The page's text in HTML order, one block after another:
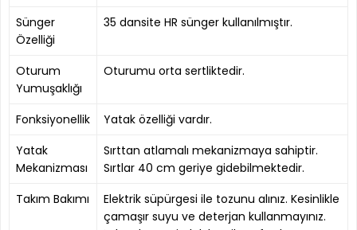
Sünger
Özelliği
35 dansite HR sünger kullanılmıştır.
Oturum
Yumuşaklığı
Oturumu orta sertliktedir.
Fonksiyonellik
Yatak özelliği vardır.
Yatak
Mekanizması
Sırttan atlamalı mekanizmaya sahiptir.
Sırtlar 40 cm geriye gidebilmektedir.
Takım Bakımı
Elektrik süpürgesi ile tozunu alınız. Kesinlikle
çamaşır suyu ve deterjan kullanmayınız.